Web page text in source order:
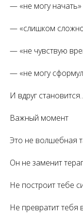
— «не могу
— «слишком
— «не чувствую
— «не могу
И вдруг
Важный момент
Это не волшебная
Он не заменит
Не построит тебе
Не превратит тебя